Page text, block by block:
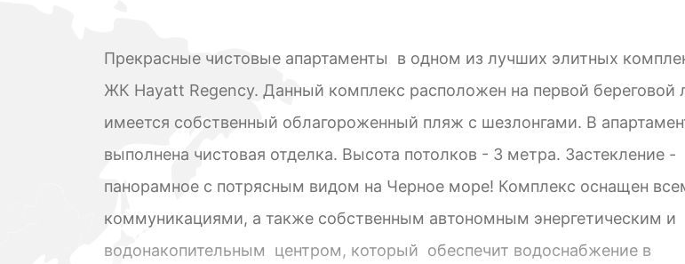
Прекрасные чистовые апартаменты в одном из лучших элитных
ЖК Hayatt Regency. Данный комплекс расположен на первой береговой
имеется собственный облагороженный пляж с шезлонгами. В
выполнена чистовая отделка. Высота потолков - 3 метра. Застекление -
панорамное с потрясным видом на Черное море! Комплекс оснащен
коммуникациями, а также собственным автономным энергетическим и
водонакопительным центром, который обеспечит водоснабжение в